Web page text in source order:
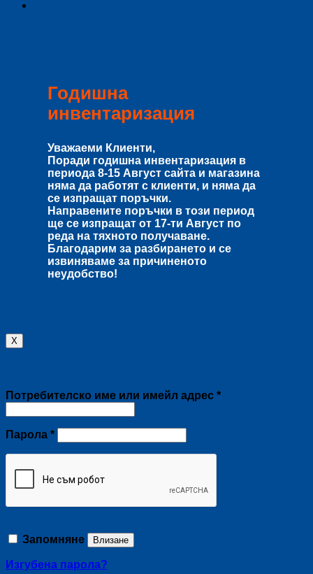
Годишна
инвентаризация
Уважаеми Клиенти,
Поради годишна инвентаризация в
периода 8-15 Август сайта и магазина
няма да работят с клиенти, и няма да
се изпращат поръчки.
Направените поръчки в този период
ще се изпращат от 17-ти Август по
реда на тяхното получаване.
Благодарим за разбирането и се
извиняваме за причиненото
неудобство!
X
Потребителско име или имейл адрес *Задължително
Парола *Задължително
Запомняне Влизане
Изгубена парола?